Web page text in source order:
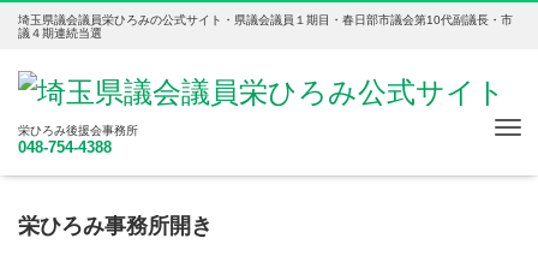
埼玉県議会議員栄ひろみの公式サイト・県議会議員１期目・春日部市議会第10代副議長・市
議４期連続当選
栄ひろみ後援会事務所
048-754-4388
栄ひろみ事務所開き